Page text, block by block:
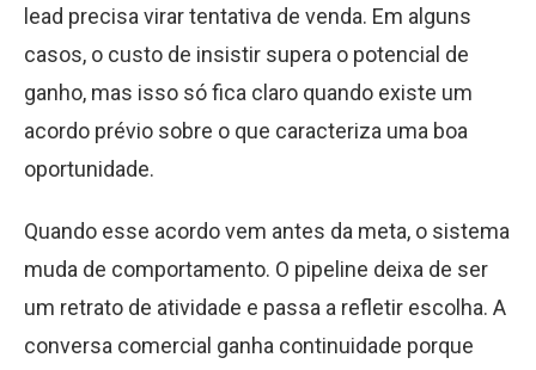
lead precisa virar tentativa de venda. Em alguns
casos, o custo de insistir supera o potencial de
ganho, mas isso só fica claro quando existe um
acordo prévio sobre o que caracteriza uma boa
oportunidade.
Quando esse acordo vem antes da meta, o sistema
muda de comportamento. O pipeline deixa de ser
um retrato de atividade e passa a refletir escolha. A
conversa comercial ganha continuidade porque